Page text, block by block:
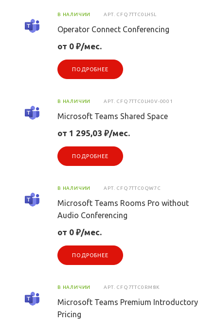
В НАЛИЧИИ АРТ. CFQ7TTC0LHSL
Operator Connect Conferencing
от 0 ₽/мес.
ПОДРОБНЕЕ
В НАЛИЧИИ АРТ. CFQ7TTC0LH0V-0001
Microsoft Teams Shared Space
от 1 295,03 ₽/мес.
ПОДРОБНЕЕ
В НАЛИЧИИ АРТ. CFQ7TTC0QW7C
Microsoft Teams Rooms Pro without
Audio Conferencing
от 0 ₽/мес.
ПОДРОБНЕЕ
В НАЛИЧИИ АРТ. CFQ7TTC0RM8K
Microsoft Teams Premium Introductory
Pricing